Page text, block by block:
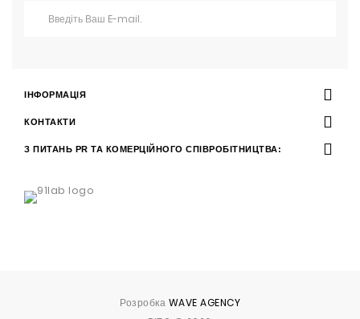
ІНФОРМАЦІЯ
КОНТАКТИ
З ПИТАНЬ PR ТА КОМЕРЦІЙНОГО СПІВРОБІТНИЦТВА:
Розробка WAVE AGENCY